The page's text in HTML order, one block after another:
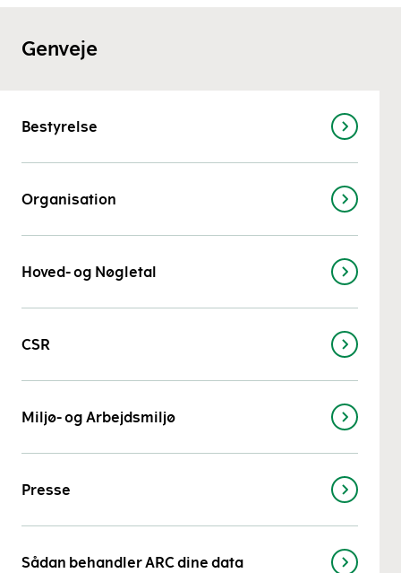
Genveje
Bestyrelse
Organisation
Hoved- og Nøgletal
CSR
Miljø- og Arbejdsmiljø
Presse
Sådan behandler ARC dine data